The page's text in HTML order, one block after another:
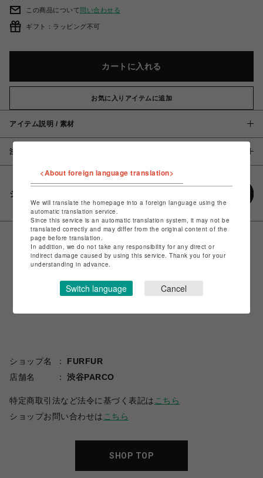
この商品について問い合わせる
ギフト：ラッピング不可
カートに入れる
お気に入りアイテムに追加
アイテム説明 / 素材
注意事項
シェアする
ショップ名
FURFUR
店舗名
渋谷PARCO
特定商取引法など法令に基づく表記は こちら
ショップお問い合わせは こちら
SHOP TOP
<About foreign language translation>
We will translate the homepage into a foreign language using the
automatic translation service.
Since this service is an automatic translation system, it may not be
translated correctly and may differ from the original content of the
page before translation.
In addition, we do not take any responsibility for any direct or
indirect damage caused by using this service. Thank you for your
understanding in advance.
Switch language Cancel